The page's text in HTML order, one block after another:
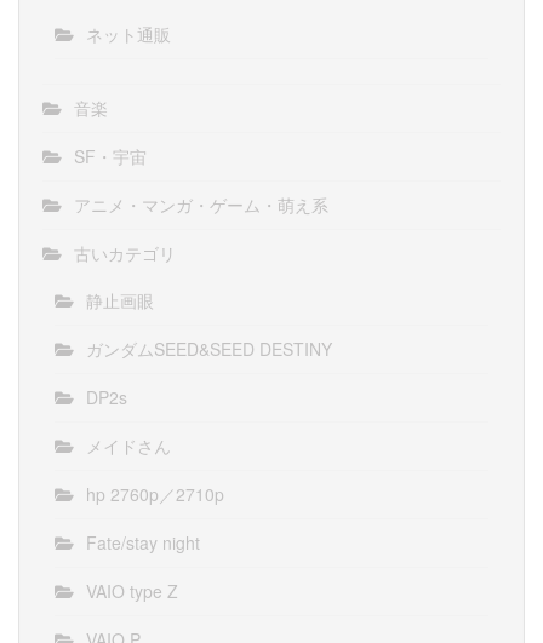
ネット通販
音楽
SF・宇宙
アニメ・マンガ・ゲーム・萌え系
古いカテゴリ
静止画眼
ガンダムSEED&SEED DESTINY
DP2s
メイドさん
hp 2760p／2710p
Fate/stay night
VAIO type Z